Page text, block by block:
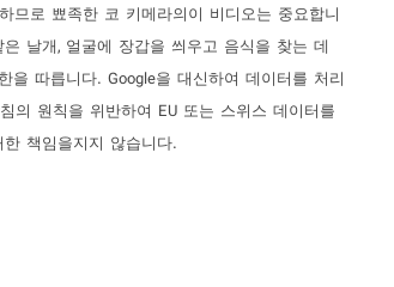
로 뾰족한 코 키메라의이 비디오는 중요합니
날개, 얼굴에 장갑을 씌우고 음식을 찾는 데
따릅니다. Google을 대신하여 데이터를 처리
의 원칙을 위반하여 EU 또는 스위스 데이터를
책임을지지 않습니다.